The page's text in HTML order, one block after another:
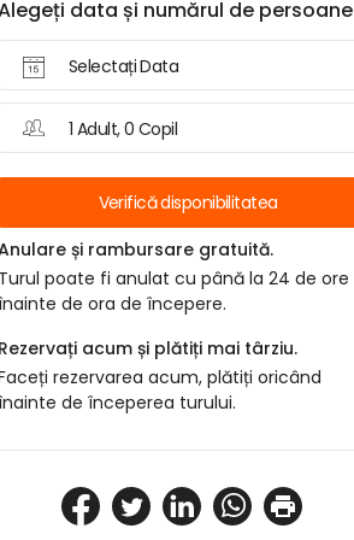
data și numărul de persoane
Selectați Data
1 Adult, 0 Copil
Verifică disponibilitatea
și rambursare gratuită.
poate fi anulat cu până la 24 de ore
de ora de începere.
acum și plătiți mai târziu.
rezervarea acum, plătiți oricând
de începerea turului.